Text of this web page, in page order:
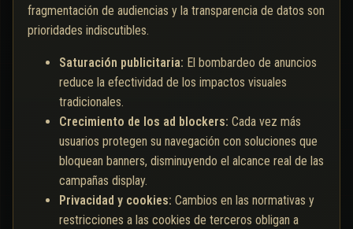
fragmentación de audiencias y la transparencia de datos son
prioridades indiscutibles.
Saturación publicitaria: El bombardeo de anuncios
reduce la efectividad de los impactos visuales
tradicionales.
Crecimiento de los ad blockers: Cada vez más
usuarios protegen su navegación con soluciones que
bloquean banners, disminuyendo el alcance real de las
campañas display.
Privacidad y cookies: Cambios en las normativas y
restricciones a las cookies de terceros obligan a